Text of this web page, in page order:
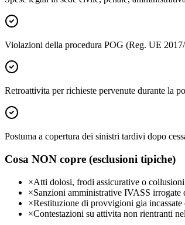
Violazioni della procedura POG (Reg. UE
Retroattivita per richieste pervenute durante la
Postuma a copertura dei sinistri tardivi dopo
Cosa NON copre (esclusioni tipiche)
×Atti dolosi, frodi assicurative o
×Sanzioni amministrative IVASS irrogate
×Restituzione di provvigioni gia
×Contestazioni su attivita non rientranti